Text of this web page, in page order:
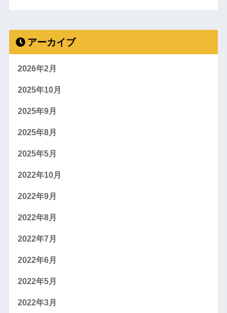
アーカイブ
2026年2月
2025年10月
2025年9月
2025年8月
2025年5月
2022年10月
2022年9月
2022年8月
2022年7月
2022年6月
2022年5月
2022年3月